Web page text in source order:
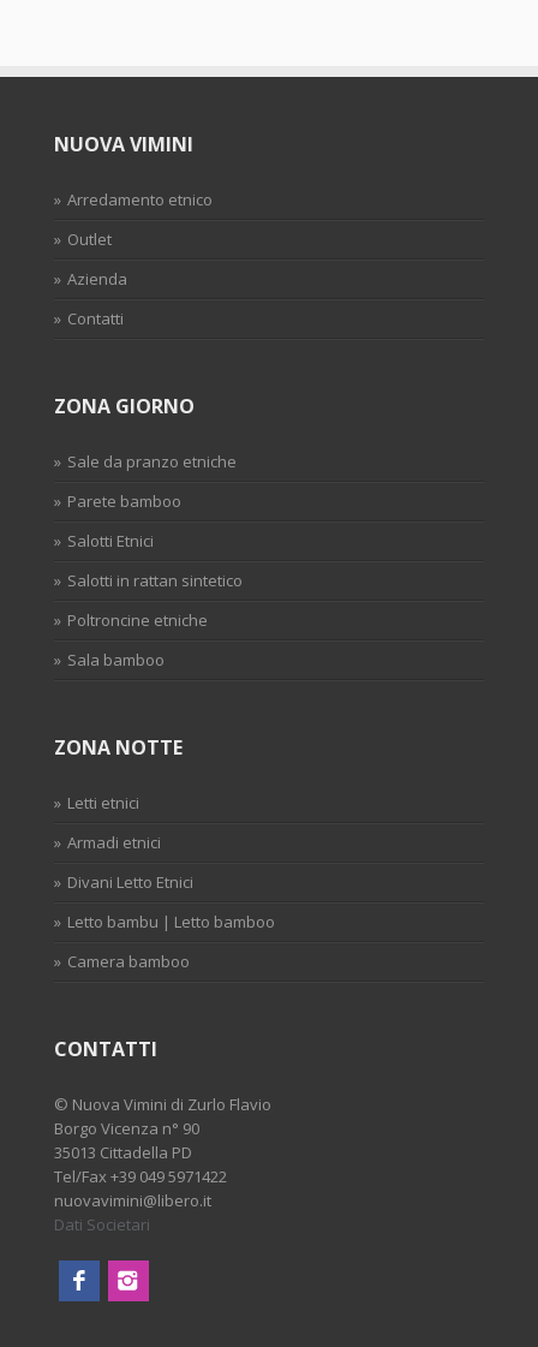
NUOVA VIMINI
Arredamento etnico
Outlet
Azienda
Contatti
ZONA GIORNO
Sale da pranzo etniche
Parete bamboo
Salotti Etnici
Salotti in rattan sintetico
Poltroncine etniche
Sala bamboo
ZONA NOTTE
Letti etnici
Armadi etnici
Divani Letto Etnici
Letto bambu | Letto bamboo
Camera bamboo
CONTATTI
© Nuova Vimini di Zurlo Flavio
Borgo Vicenza n° 90
35013 Cittadella PD
Tel/Fax +39 049 5971422
nuovavimini@libero.it
Dati Societari